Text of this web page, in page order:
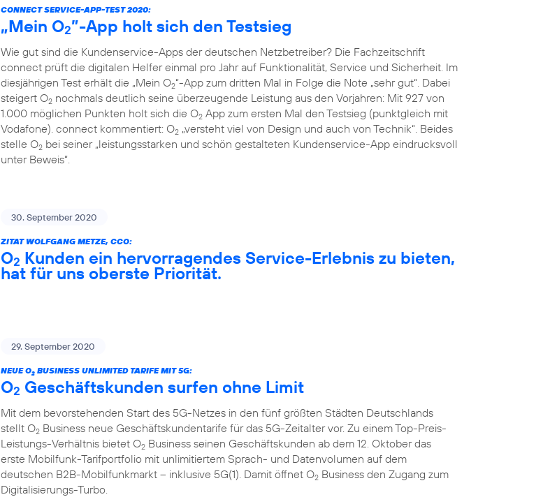
CONNECT SERVICE-APP-TEST 2020:
„Mein O2”-App holt sich den Testsieg
Wie gut sind die Kundenservice-Apps der deutschen Netzbetreiber? Die Fachzeitschrift
connect prüft die digitalen Helfer einmal pro Jahr auf Funktionalität, Service und Sicherheit. Im
diesjährigen Test erhält die „Mein O2“-App zum dritten Mal in Folge die Note „sehr gut“. Dabei
steigert O2 nochmals deutlich seine überzeugende Leistung aus den Vorjahren: Mit 927 von
1.000 möglichen Punkten holt sich die O2 App zum ersten Mal den Testsieg (punktgleich mit
Vodafone). connect kommentiert: O2 „versteht viel von Design und auch von Technik“. Beides
stelle O2 bei seiner „leistungsstarken und schön gestalteten Kundenservice-App eindrucksvoll
unter Beweis“.
30. September 2020
ZITAT WOLFGANG METZE, CCO:
O2 Kunden ein hervorragendes Service-Erlebnis zu bieten,
hat für uns oberste Priorität.
29. September 2020
NEUE O2 BUSINESS UNLIMITED TARIFE MIT 5G:
O2 Geschäftskunden surfen ohne Limit
Mit dem bevorstehenden Start des 5G-Netzes in den fünf größten Städten Deutschlands
stellt O2 Business neue Geschäftskundentarife für das 5G-Zeitalter vor. Zu einem Top-Preis-
Leistungs-Verhältnis bietet O2 Business seinen Geschäftskunden ab dem 12. Oktober das
erste Mobilfunk-Tarifportfolio mit unlimitiertem Sprach- und Datenvolumen auf dem
deutschen B2B-Mobilfunkmarkt – inklusive 5G(1). Damit öffnet O2 Business den Zugang zum
Digitalisierungs-Turbo.